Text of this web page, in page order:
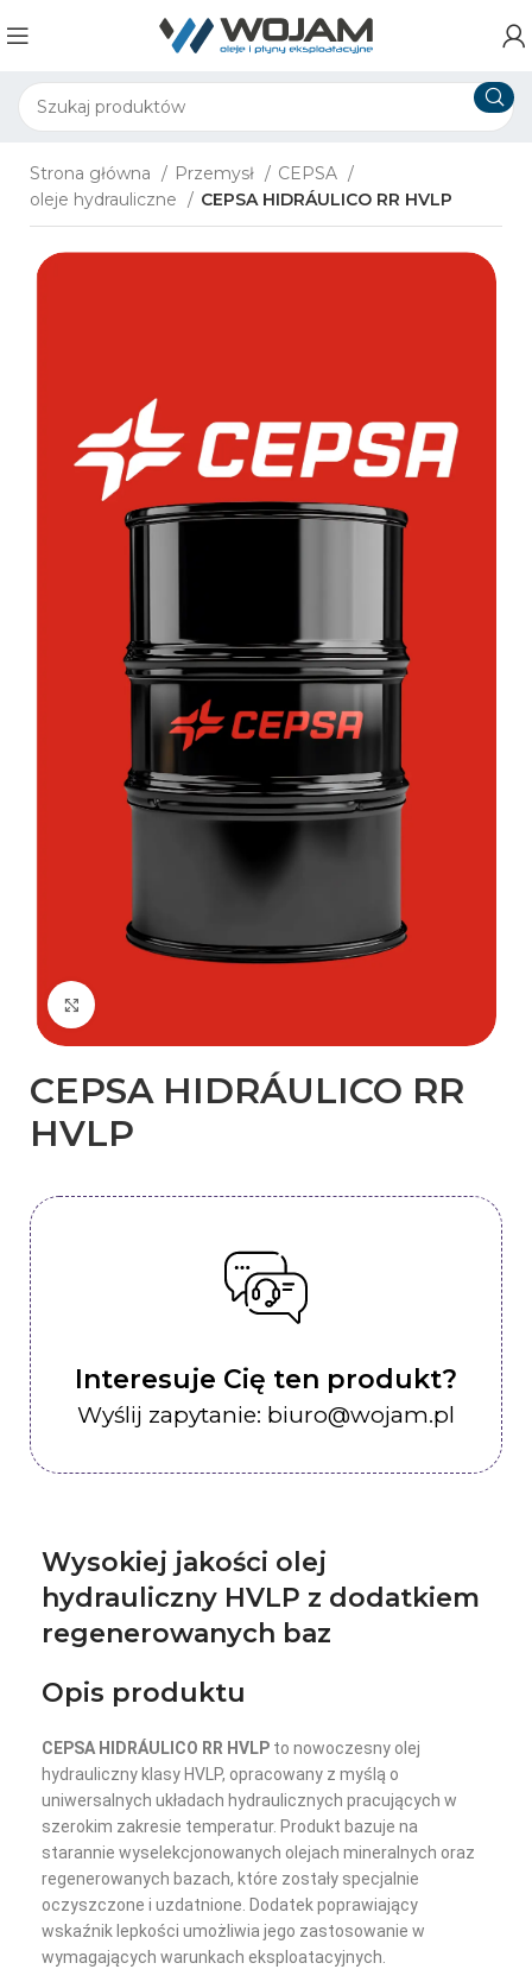
Strona główna Przemysł
CEPSA
oleje hydrauliczne
CEPSA HIDRÁULICO RR HVLP
CEPSA HIDRÁULICO RR
HVLP
Interesuje Cię ten produkt?
Wyślij zapytanie: biuro@wojam.pl
Wysokiej jakości olej
hydrauliczny HVLP z dodatkiem
regenerowanych baz
Opis produktu
CEPSA HIDRÁULICO RR HVLP to nowoczesny olej
hydrauliczny klasy HVLP, opracowany z myślą o
uniwersalnych układach hydraulicznych pracujących w
szerokim zakresie temperatur. Produkt bazuje na
starannie wyselekcjonowanych olejach mineralnych oraz
regenerowanych bazach, które zostały specjalnie
oczyszczone i uzdatnione. Dodatek poprawiający
wskaźnik lepkości umożliwia jego zastosowanie w
wymagających warunkach eksploatacyjnych.